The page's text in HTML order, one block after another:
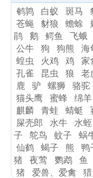
鹌鹑 白蚁 斑马
苍蝇
豺狼 蟾蜍
鹃
鹅 鳄鱼 飞蛾
公牛
狗 狗熊 海
蝗虫
火鸡 鸡 家
孔雀
昆虫 狼 老
鹿
驴 螺狮 骆驼
猫头鹰
蜜蜂 绵羊
麒麟
青蛙 蜻蜓
屎壳郎
水牛 水蛭
子
鸵鸟 蚊子 蜗
仙鹤
蝎子 熊 鸭
猪
夜莺 鹦鹉 鱼
猪
爱兽、爱禽